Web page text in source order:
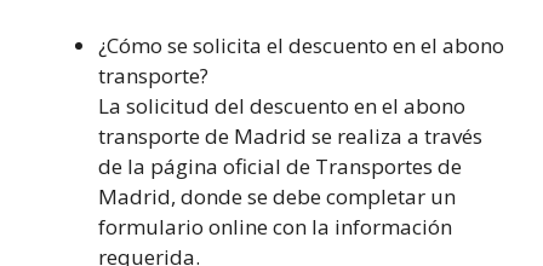
¿Cómo se solicita el descuento en el abono
transporte?
La solicitud del descuento en el abono
transporte de Madrid se realiza a través
de la página oficial de Transportes de
Madrid, donde se debe completar un
formulario online con la información
requerida.